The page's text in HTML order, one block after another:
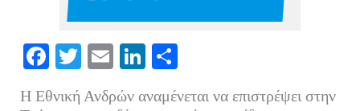
Fa T
E
Li
Η Εθνική Ανδρών αναμένεται να επιστρέψει στην